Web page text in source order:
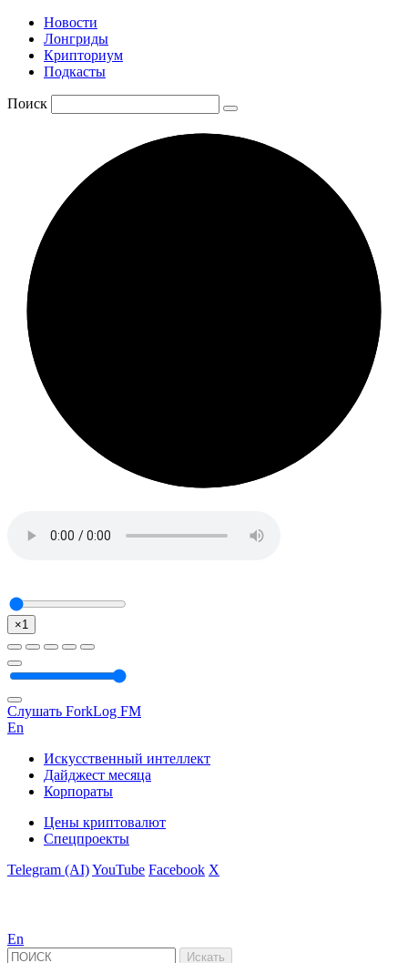
Новости
Лонгриды
Крипториум
Подкасты
Поиск
×1
Слушать ForkLog FM
En
Искусственный интеллект
Дайджест месяца
Корпораты
Цены криптовалют
Спецпроекты
Telegram (AI)YouTube Facebook X
En